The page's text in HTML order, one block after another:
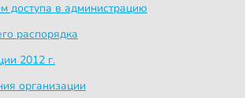
доступа в администрацию
распорядка
2012 г.
организации